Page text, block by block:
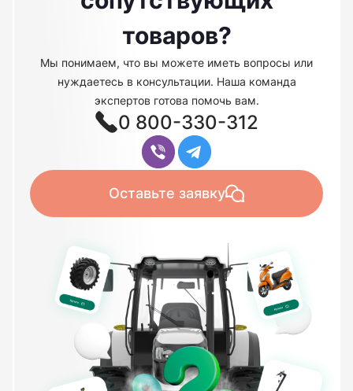
товаров?
Мы понимаем, что вы можете иметь вопросы или
нуждаетесь в консультации. Наша команда
экспертов готова помочь вам.
0 800-330-312
Оставьте заявку